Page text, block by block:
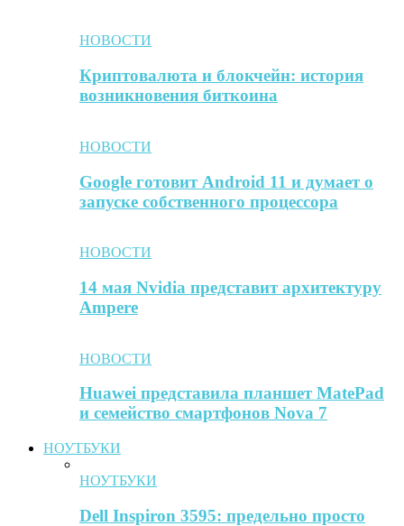
НОВОСТИ
Криптовалюта и блокчейн: история
возникновения биткоина
НОВОСТИ
Google готовит Android 11 и думает о
запуске собственного процессора
НОВОСТИ
14 мая Nvidia представит архитектуру
Ampere
НОВОСТИ
Huawei представила планшет MatePad
и семейство смартфонов Nova 7
НОУТБУКИ
НОУТБУКИ
Dell Inspiron 3595: предельно просто